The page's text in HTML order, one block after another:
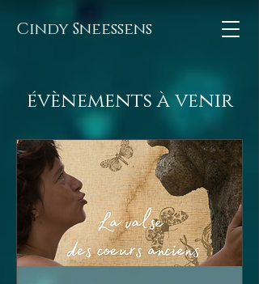
Cindy Sneessens
évènements à venir